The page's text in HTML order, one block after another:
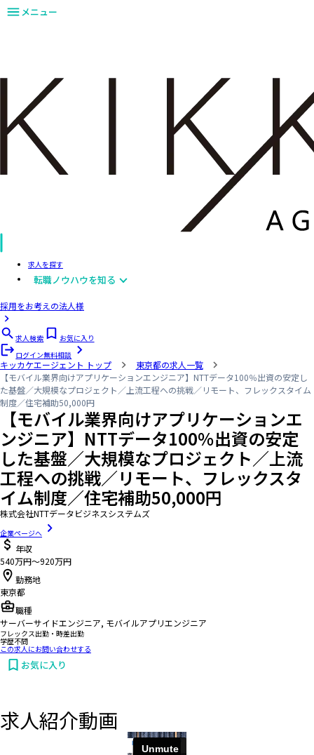
メニュー
求人を探す
転職ノウハウを知る
採用をお考えの法人様
求人検索
お気に入り
ログイン無料相談
キッカケエージェント トップ
東京都の求人一覧
【モバイル業界向けアプリケーションエンジニア】NTTデータ100％出資の安定し
た基盤／大規模なプロジェクト／上流工程への挑戦／リモート、フレックスタイム
制度／住宅補助50,000円
【モバイル業界向けアプリケーションエ
ンジニア】NTTデータ100％出資の安定
した基盤／大規模なプロジェクト／上流
工程への挑戦／リモート、フレックスタ
イム制度／住宅補助50,000円
株式会社NTTデータビジネスシステムズ
企業ページへ
年収
540万円〜920万円
勤務地
東京都
職種
サーバーサイドエンジニア, モバイルアプリエンジニア
フレックス出勤・時差出勤
学歴不問
この求人にお問い合わせする
お気に入り
お問い合わせする
求人紹介動画